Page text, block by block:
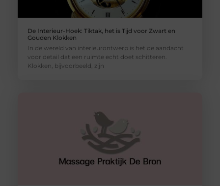
De Interieur-Hoek: Tiktak, het is Tijd voor Zwart en
Gouden Klokken
In de wereld van interieurontwerp is het de aandacht
voor detail dat een ruimte echt doet schitteren.
Klokken, bijvoorbeeld, zijn